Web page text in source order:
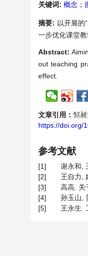
关键词: 概念 ；
摘要: 以开展的
一步优化课堂教
Abstract:
out teaching
effect.
文章引用： 邹
https://doi.org/
参考文献
[1]
谢永和,
[2]
王自力,
[3]
高高. 关
[4]
孙玉山,
[5]
王永生.